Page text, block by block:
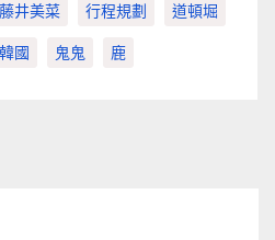
藤井美菜 行程規劃 道頓堀
韓國 鬼鬼 鹿